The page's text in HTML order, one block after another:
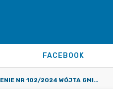
FACEBOOK
ZARZĄDZENIE NR 102/2024 WÓJTA GMINY KRUSZYNA Z DNIA 20 GRUDNIA 2024 R. W SPRAWIE: SKRÓCENIA CZASU PRACY W URZĘDZIE GMINY KRUSZYNA